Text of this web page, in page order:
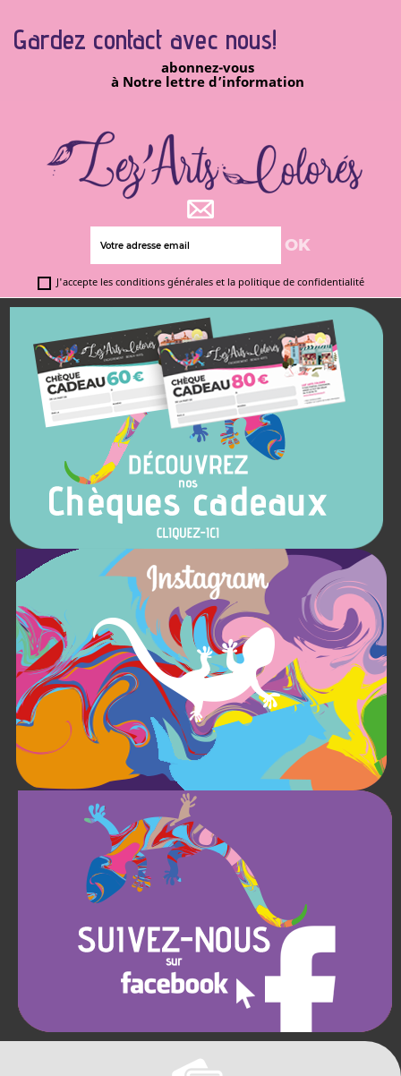
Gardez contact avec nous!
abonnez-vous
à Notre lettre d’information
J'accepte les conditions générales et la politique de confidentialité